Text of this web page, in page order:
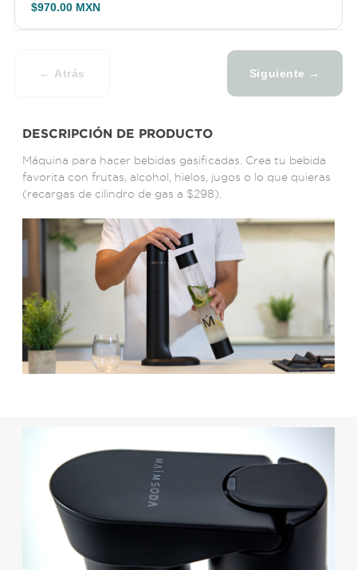
$970.00 MXN
← Atrás Siguiente →
DESCRIPCIÓN DE PRODUCTO
Máquina para hacer bebidas gasificadas. Crea tu bebida
favorita con frutas, alcohol, hielos, jugos o lo que quieras
(recargas de cilindro de gas a $298).